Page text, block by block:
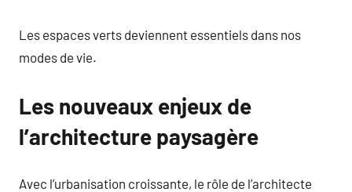
Les espaces verts deviennent essentiels dans nos
modes de vie.
Les nouveaux enjeux de
l’architecture paysagère
Avec l’urbanisation croissante, le rôle de l’architecte